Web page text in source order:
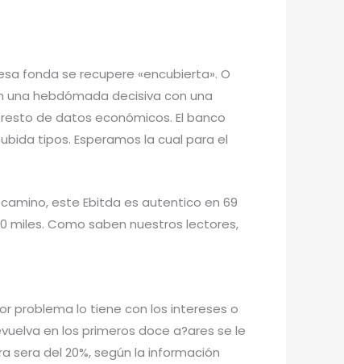
fonda se recupere «encubierta». O
hebdómada decisiva con una
de datos económicos. El banco
tipos. Esperamos la cual para el
este Ebitda es autentico en 69
miles. Como saben nuestros lectores,
problema lo tiene con los intereses o
en los primeros doce a?ares se le
sera del 20%, según la información